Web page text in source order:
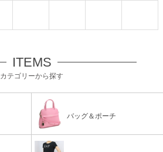
ITEMS
カテゴリーから探す
バッグ＆ポーチ